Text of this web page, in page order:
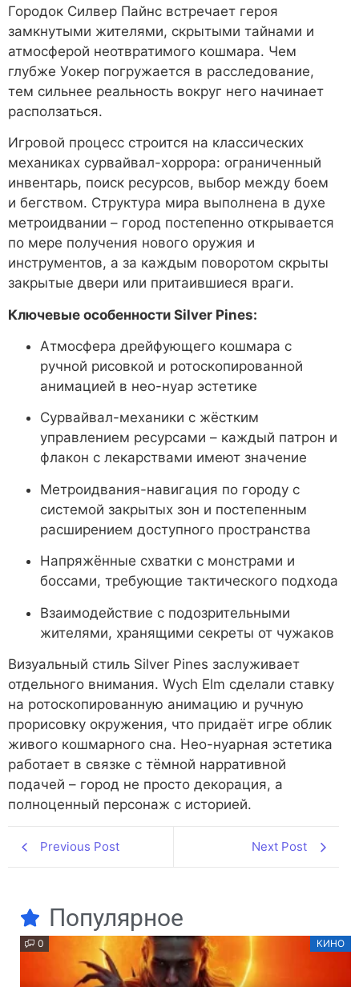
Городок Силвер Пайнс встречает героя
замкнутыми жителями, скрытыми тайнами и
атмосферой неотвратимого кошмара. Чем
глубже Уокер погружается в расследование,
тем сильнее реальность вокруг него начинает
расползаться.
Игровой процесс строится на классических
механиках сурвайвал-хоррора: ограниченный
инвентарь, поиск ресурсов, выбор между боем
и бегством. Структура мира выполнена в духе
метроидвании – город постепенно открывается
по мере получения нового оружия и
инструментов, а за каждым поворотом скрыты
закрытые двери или притаившиеся враги.
Ключевые особенности Silver Pines:
Атмосфера дрейфующего кошмара с
ручной рисовкой и ротоскопированной
анимацией в нео-нуар эстетике
Сурвайвал-механики с жёстким
управлением ресурсами – каждый патрон и
флакон с лекарствами имеют значение
Метроидвания-навигация по городу с
системой закрытых зон и постепенным
расширением доступного пространства
Напряжённые схватки с монстрами и
боссами, требующие тактического подхода
Взаимодействие с подозрительными
жителями, хранящими секреты от чужаков
Визуальный стиль Silver Pines заслуживает
отдельного внимания. Wych Elm сделали ставку
на ротоскопированную анимацию и ручную
прорисовку окружения, что придаёт игре облик
живого кошмарного сна. Нео-нуарная эстетика
работает в связке с тёмной нарративной
подачей – город не просто декорация, а
полноценный персонаж с историей.
Previous Post Next Post
Популярное
0 КИНО